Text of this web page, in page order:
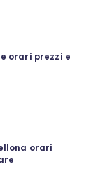
orari prezzi e
orari